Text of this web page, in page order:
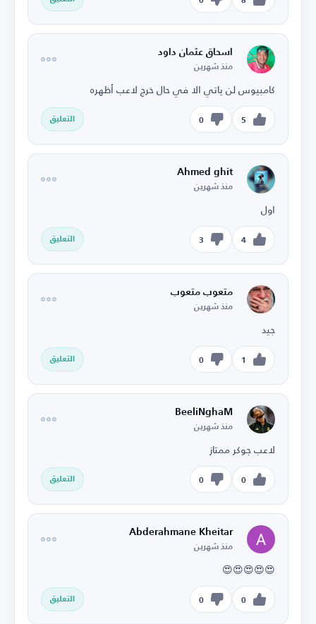
اسحاق عثمان داود
منذ شهرين
كامبيوس لن ياتي الا في حال خرج لاعب أظهره
5
0 التعليق
Ahmed ghit
منذ شهرين
اول
4
3 التعليق
متعوب متعوب
منذ شهرين
جيد
1
0 التعليق
BeeliNghaM
منذ شهرين
لاعب جوكر ممتاز
0
0 التعليق
Abderahmane Kheitar
منذ شهرين
😍😍😍😍😍
0
0 التعليق